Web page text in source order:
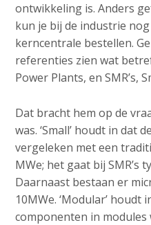
ontwikkeling is. Anders
kun je bij de industrie
kerncentrale bestellen.
referenties zien wat
Power Plants, en SMR’s,
Dat bracht hem op de
was. ‘Small’ houdt in dat
vergeleken met een
MWe; het gaat bij SMR’s
Daarnaast bestaan er
10MWe. ‘Modular’ houdt
componenten in